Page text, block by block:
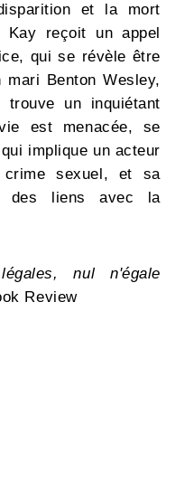
et la mort
Kay reçoit un appel
qui se révèle être
mari Benton Wesley,
un inquiétant
est menacée, se
implique un acteur
crime sexuel, et sa
des liens avec la
nul n'égale
Review